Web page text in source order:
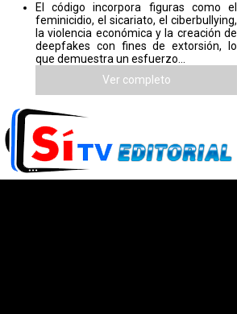
El código incorpora figuras como el
feminicidio, el sicariato, el ciberbullying,
la violencia económica y la creación de
deepfakes con fines de extorsión, lo
que demuestra un esfuerzo...
Ver completo